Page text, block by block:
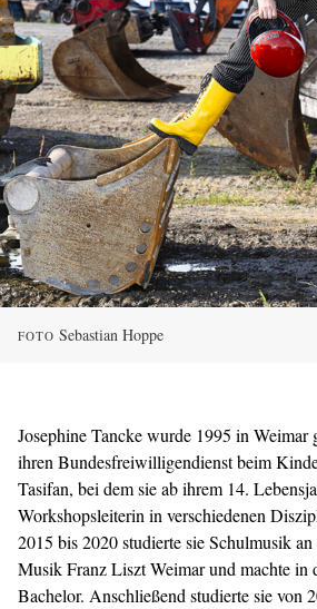
FOTO Sebastian Hoppe
Josephine Tancke wurde 1995 in Weimar
ihren Bundesfreiwilligendienst beim
Tasifan, bei dem sie ab ihrem 14.
Workshopsleiterin in verschiedenen
2015 bis 2020 studierte sie Schulmusik
Musik Franz Liszt Weimar und machte in
Bachelor. Anschließend studierte sie von